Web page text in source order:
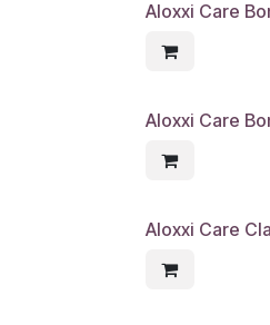
Aloxxi Care
Aloxxi Care
Aloxxi Care